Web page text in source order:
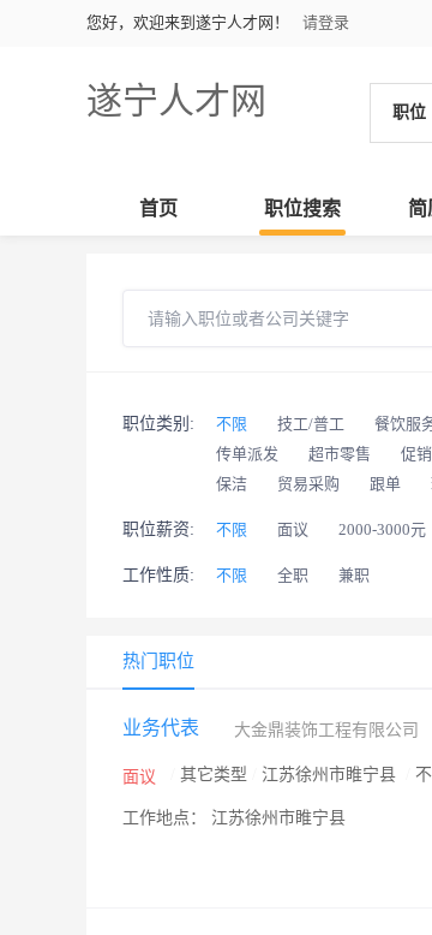
您好，欢迎来到遂宁人才网！ 请登录
遂宁人才网 职位
首页 职位搜索 简
职位类别: 不限 技工/普工 餐饮服
传单派发
超市零售 促
保洁
贸易采购 跟单
职位薪资: 不限 面议 2000-3000元
工作性质: 不限 全职 兼职
热门职位
业务代表 大金鼎装饰工程有限公司
面议 其它类型 江苏徐州市睢宁县
工作地点： 江苏徐州市睢宁县